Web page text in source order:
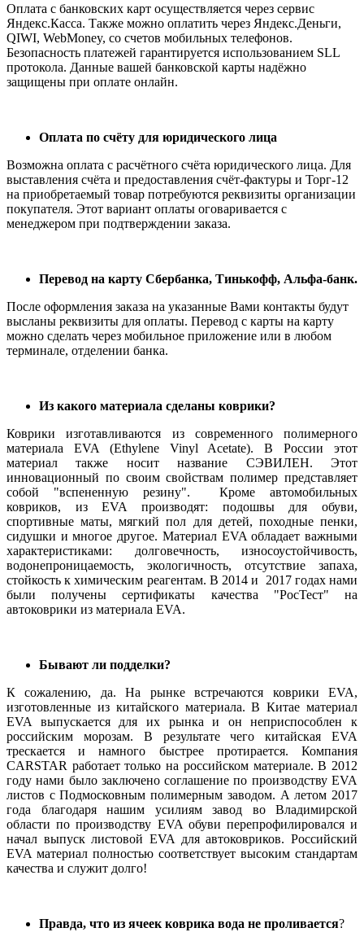
Оплата с банковских карт осуществляется через сервис
Яндекс.Касса. Также можно оплатить через Яндекс.Деньги,
QIWI, WebMoney, со счетов мобильных телефонов.
Безопасность платежей гарантируется использованием SLL
протокола. Данные вашей банковской карты надёжно
защищены при оплате онлайн.
Оплата по счёту для юридического лица
Возможна оплата с расчётного счёта юридического лица. Для
выставления счёта и предоставления счёт-фактуры и Торг-12
на приобретаемый товар потребуются реквизиты организации
покупателя. Этот вариант оплаты оговаривается с
менеджером при подтверждении заказа.
Перевод на карту Сбербанка, Тинькофф, Альфа-банк.
После оформления заказа на указанные Вами контакты будут
высланы реквизиты для оплаты. Перевод с карты на карту
можно сделать через мобильное приложение или в любом
терминале, отделении банка.
Из какого материала сделаны коврики?
Коврики изготавливаются из современного полимерного
материала EVA (Ethylene Vinyl Acetate). В России этот
материал также носит название СЭВИЛЕН. Этот
инновационный по своим свойствам полимер представляет
собой "вспененную резину". Кроме автомобильных
ковриков, из EVA производят: подошвы для обуви,
спортивные маты, мягкий пол для детей, походные пенки,
сидушки и многое другое. Материал EVA обладает важными
характеристиками: долговечность, износоустойчивость,
водонепроницаемость, экологичность, отсутствие запаха,
стойкость к химическим реагентам. В 2014 и 2017 годах нами
были получены сертификаты качества "РосТест" на
автоковрики из материала EVA.
Бывают ли подделки?
К сожалению, да. На рынке встречаются коврики EVA,
изготовленные из китайского материала. В Китае материал
EVA выпускается для их рынка и он неприспособлен к
российским морозам. В результате чего китайская EVA
трескается и намного быстрее протирается. Компания
CARSTAR работает только на российском материале. В 2012
году нами было заключено соглашение по производству EVA
листов с Подмосковным полимерным заводом. А летом 2017
года благодаря нашим усилиям завод во Владимирской
области по производству EVA обуви перепрофилировался и
начал выпуск листовой EVA для автоковриков. Российский
EVA материал полностью соответствует высоким стандартам
качества и служит долго!
Правда, что из ячеек коврика вода не проливается?